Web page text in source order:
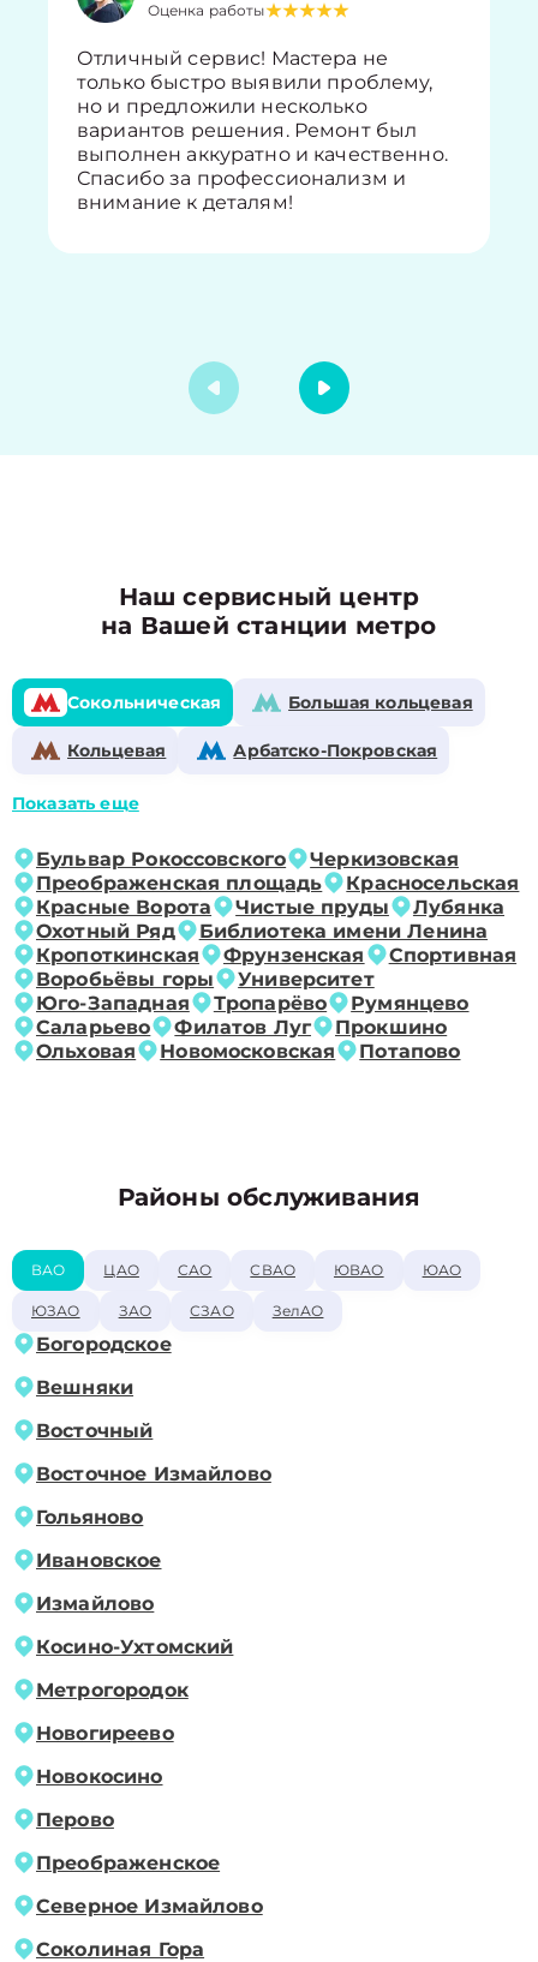
Оценка работы
Отличный сервис! Мастера не
только быстро выявили проблему,
но и предложили несколько
вариантов решения. Ремонт был
выполнен аккуратно и качественно.
Спасибо за профессионализм и
внимание к деталям!
Наш сервисный центр
на Вашей станции метро
Сокольническая Большая кольцевая
Кольцевая Арбатско-Покровская
Показать еще
Бульвар Рокоссовского
Черкизовская
Преображенская площадь
Красносельская
Красные Ворота
Чистые пруды
Лубянка
Охотный Ряд
Библиотека имени Ленина
Кропоткинская
Фрунзенская
Спортивная
Воробьёвы горы
Университет
Юго-Западная
Тропарёво
Румянцево
Саларьево
Филатов Луг
Прокшино
Ольховая
Новомосковская Потапово
Районы обслуживания
ВАО ЦАО САО СВАО ЮВАО ЮАО
ЮЗАО ЗАО СЗАО ЗелАО
Богородское
Вешняки
Восточный
Восточное Измайлово
Гольяново
Ивановское
Измайлово
Косино-Ухтомский
Метрогородок
Новогиреево
Новокосино
Перово
Преображенское
Северное Измайлово
Соколиная Гора